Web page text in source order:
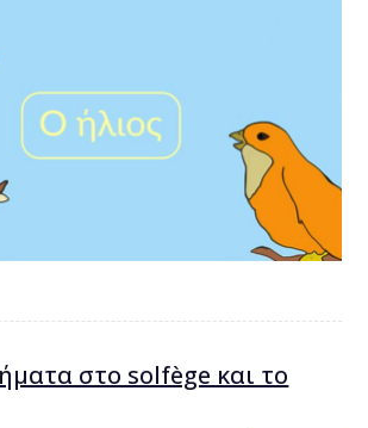
στο solfège και το